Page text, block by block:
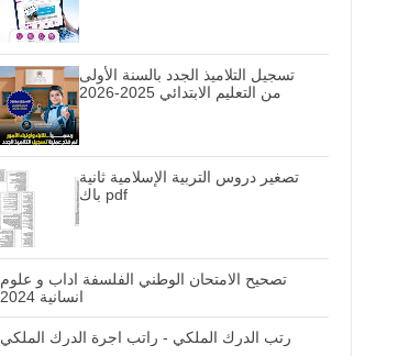
تسجيل التلاميذ الجدد بالسنة الأولى
من التعليم الابتدائي 2025-2026
تصغير دروس التربية الإسلامية ثانية
باك pdf
تصحيح الامتحان الوطني الفلسفة اداب و علوم
انسانية 2024
رتب الدرك الملكي - راتب اجرة الدرك الملكي